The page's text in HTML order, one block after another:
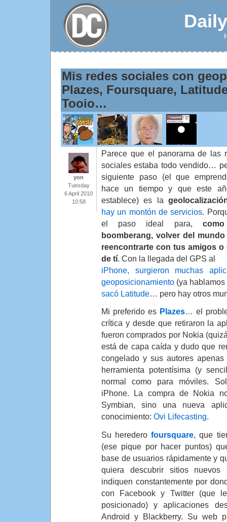
Mis redes sociales con
Plazes, Foursquare,
Tooio…
yon
Tuesday
6 April 2010
10:58
Parece que el panorama de las
sociales estaba todo vendido…
siguiente paso (el que
hace un tiempo y que este
establece) es la
hay un montón de servicios .
el paso ideal para,
boomberang, volver del
reencontrarte con tus amigos
de tí. Con la llegada del GPS al
iPhone, surgieron muchas
geoposicionamiento (ya
sacó Latitude … pero hay otros
Mi preferido es Plazes… el
crítica y desde que retiraron la
fueron comprados por Nokia
está de capa caída y dudo que
congelado y sus autores
herramienta potentísima (y
normal como para móviles.
iPhone. La compra de Nokia
Symbian, sino una nueva
conocimiento: Ovi Lifecasting.
Su herederofoursquare, que
(ese pique por hacer puntos)
base de usuarios rápidamente y
quiera descubrir sitios
indiquen constantemente por
con Facebook y Twitter (que
posicionado) y aplicaciones
Android y Blackberry. Su web